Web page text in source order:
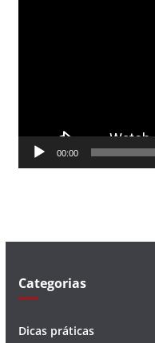
d
00:00
Categorias
Dicas práticas